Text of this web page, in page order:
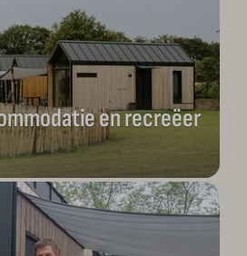
en recreëer